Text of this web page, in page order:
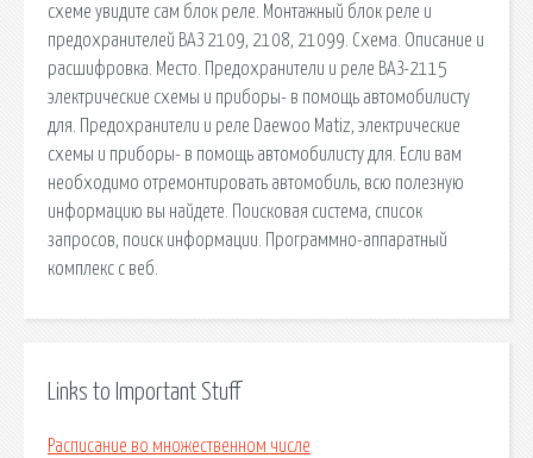
схеме увидите сам блок реле. Монтажный блок реле и
предохранителей ВАЗ 2109, 2108, 21099. Схема. Описание и
расшифровка. Место. Предохранители и реле ВАЗ-2115
электрические схемы и приборы- в помощь автомобилисту
для. Предохранители и реле Daewoo Matiz, электрические
схемы и приборы- в помощь автомобилисту для. Если вам
необходимо отремонтировать автомобиль, всю полезную
информацию вы найдете. Поисковая сиcтема, список
запросов, поиск информации. Программно-аппаратный
комплекс с веб.
Links to Important Stuff
Расписание во множественном числе